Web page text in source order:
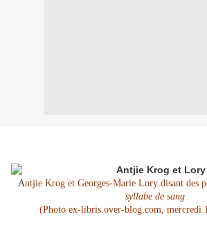
Antjie Krog et Georges-Marie Lory disant des
syllabe de sang
(Photo ex-libris.over-blog.com, mercredi